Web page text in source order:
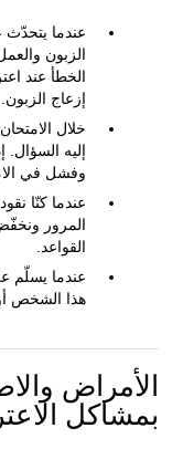
عندما
الزبون
الخطأ عند
إزعاج الزبون.
خلال
إليه
وفشل في
عندما كنّا
المرور
القواعد.
عندما يسلّم
هذا الشخص
الأمراض
بمشاكل